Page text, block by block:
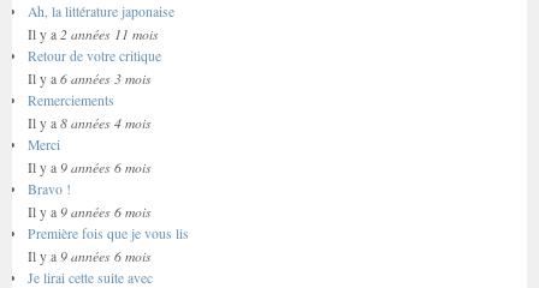
Ah, la littérature japonaise
Il y a 2 années 11 mois
Retour de votre critique
Il y a 6 années 3 mois
Remerciements
Il y a 8 années 4 mois
Merci
Il y a 9 années 6 mois
Bravo !
Il y a 9 années 6 mois
Première fois que je vous lis
Il y a 9 années 6 mois
Je lirai cette suite avec